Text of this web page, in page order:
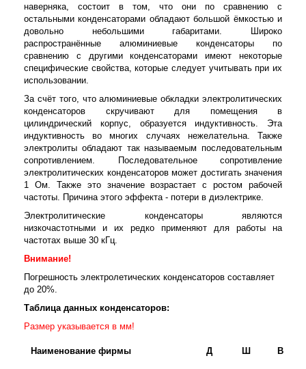
наверняка, состоит в том, что они по сравнению с
остальными конденсаторами обладают большой ёмкостью и
довольно небольшими габаритами. Широко
распространённые алюминиевые конденсаторы по
сравнению с другими конденсаторами имеют некоторые
специфические свойства, которые следует учитывать при их
использовании.
За счёт того, что алюминиевые обкладки электролитических
конденсаторов скручивают для помещения в
цилиндрический корпус, образуется индуктивность. Эта
индуктивность во многих случаях нежелательна. Также
электролиты обладают так называемым последовательным
сопротивлением. Последовательное сопротивление
электролитических конденсаторов может достигать значения
1 Ом. Также это значение возрастает с ростом рабочей
частоты. Причина этого эффекта - потери в диэлектрике.
Электролитические конденсаторы являются
низкочастотными и их редко применяют для работы на
частотах выше 30 кГц.
Внимание!
Погрешность электролетических конденсаторов составляет
до 20%.
Таблица данных конденсаторов:
Размер указывается в мм!
Наименование фирмы Д Ш В